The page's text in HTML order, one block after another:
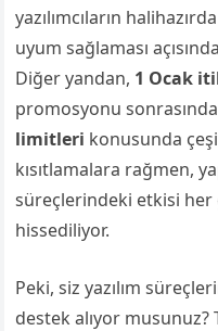
yazılımcıların
uyum sağlaması
Diğer yandan, 1 Ocak
promosyonu sonrasında
limitleri konusunda
kısıtlamalara rağmen,
süreçlerindeki etkisi her
hissediliyor.
Peki, siz yazılım
destek alıyor musunuz?